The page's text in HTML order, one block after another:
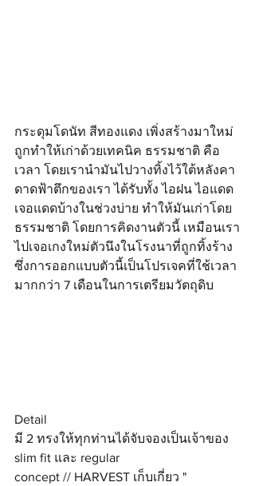
กระดุมโดนัท สีทองแดง เพิ่งสร้างมาใหม่
ถูกทำให้เก่าด้วยเทคนิค ธรรมชาติ คือ
เวลา โดยเรานำมันไปวางทิ้งไว้ใต้หลังคา
ดาดฟ้าตึกของเรา ได้รับทั้ง ไอฝน ไอแดด
เจอแดดบ้างในช่วงบ่าย ทำให้มันเก่าโดย
ธรรมชาติ โดยการคิดงานตัวนี้ เหมือนเรา
ไปเจอเกงใหม่ตัวนึงในโรงนาที่ถูกทิ้งร้าง
ซึ่งการออกแบบตัวนี้เป็นโปรเจคที่ใช้เวลา
มากกว่า 7 เดือนในการเตรียมวัตถุดิบ
Detail
มี 2 ทรงให้ทุกท่านได้จับจองเป็นเจ้าของ
slim fit และ regular
concept // HARVEST เก็บเกี่ยว "